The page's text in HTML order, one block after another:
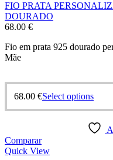
FIO PRATA
DOURADO
68.00 €
Fio em prata 925 dourado
Mãe
68.00 €Select options
Comparar
Quick View